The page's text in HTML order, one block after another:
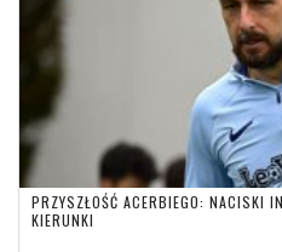
PRZYSZŁOŚĆ ACERBIEGO: NACISKI
KIERUNKI